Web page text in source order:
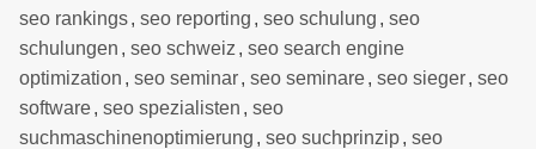
seo rankings, seo reporting , seo schulung , seo
schulungen , seo schweiz , seo search engine
optimization , seo seminar, seo seminare, seo sieger, seo
software, seo spezialisten , seo
suchmaschinenoptimierung , seo suchprinzip, seo